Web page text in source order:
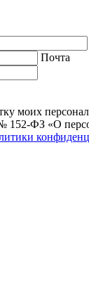
Почта
моих
№ 152-ФЗ «О